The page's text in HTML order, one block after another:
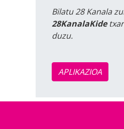
Bilatu 28 Kanala
28KanalaKide
duzu.
APLIKAZIOA